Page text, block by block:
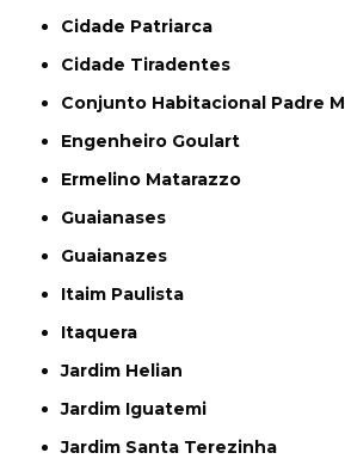
Cidade Patriarca
Cidade Tiradentes
Conjunto Habitacional Padre
Engenheiro Goulart
Ermelino Matarazzo
Guaianases
Guaianazes
Itaim Paulista
Itaquera
Jardim Helian
Jardim Iguatemi
Jardim Santa Terezinha